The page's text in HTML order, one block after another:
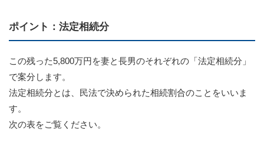
ポイント：法定相続分
この残った5,800万円を妻と長男のそれぞれの「法定相続分」
で案分します。
法定相続分とは、民法で決められた相続割合のことをいいま
す。
次の表をご覧ください。